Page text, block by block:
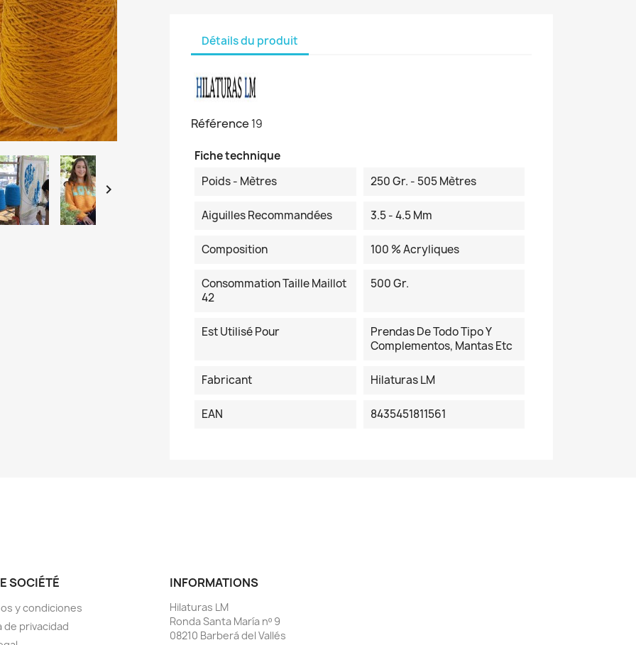

Détails du produit
Référence 19
Fiche technique
Poids - Mètres
250 Gr. - 505 Mètres
Aiguilles Recommandées 3.5 - 4.5 Mm
Composition 100 % Acryliques
Consommation Taille Maillot
42
500 Gr.
Est Utilisé Pour
Prendas De Todo Tipo Y
Complementos, Mantas Etc
Fabricant Hilaturas LM
EAN 8435451811561
SOCIÉTÉ
y condiciones
de privacidad
INFORMATIONS
Hilaturas LM
Ronda Santa María nº 9
08210 Barberá del Vallés